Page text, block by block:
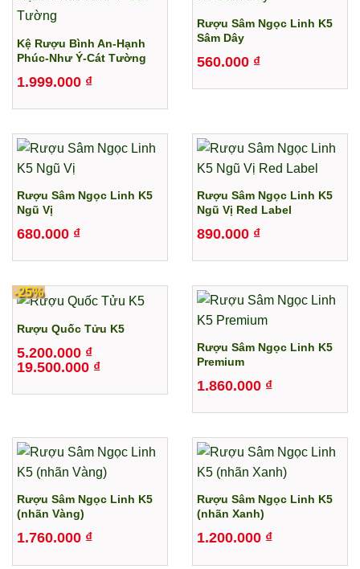
Kệ Rượu Bình An-Hạnh
Phúc-Như Ý-Cát Tường
1.999.000 ₫
Rượu Sâm Ngọc Linh K5
Sâm Dây
560.000 ₫
Rượu Sâm Ngọc Linh K5
Ngũ Vị
680.000 ₫
Rượu Sâm Ngọc Linh K5
Ngũ Vị Red Label
890.000 ₫
-25%
Rượu Quốc Tửu K5
5.200.000 ₫
19.500.000 ₫Khoảng
từ
19.500.000 ₫
Rượu Sâm Ngọc Linh K5
Premium
1.860.000 ₫
Rượu Sâm Ngọc Linh K5
(nhãn Vàng)
1.760.000 ₫
Rượu Sâm Ngọc Linh K5
(nhãn Xanh)
1.200.000 ₫